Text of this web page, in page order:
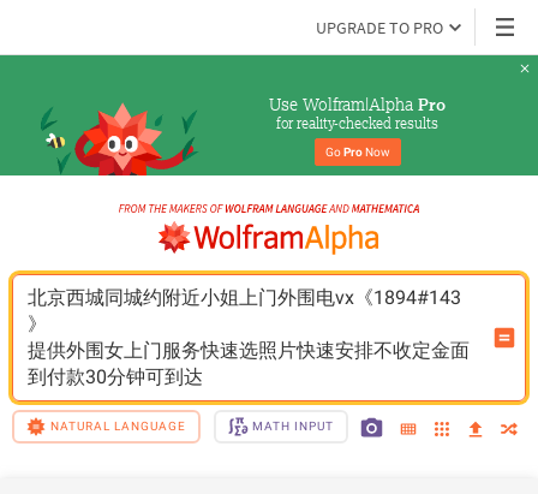
UPGRADE TO PRO
Use Wolfram|Alpha Pro
for reality-checked results
Go Pro Now
北京西城同城约附近小姐上门外围电vx《1894#143
》
提供外围女上门服务快速选照片快速安排不收定金面
到付款30分钟可到达
NATURAL LANGUAGE MATH INPUT